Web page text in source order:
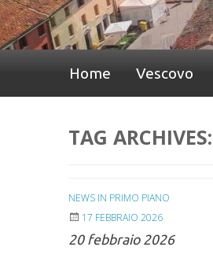
Home Vescovo
TAG ARCHIVES:
NEWS IN PRIMO PIANO
17 FEBBRAIO 2026
20 febbraio 2026